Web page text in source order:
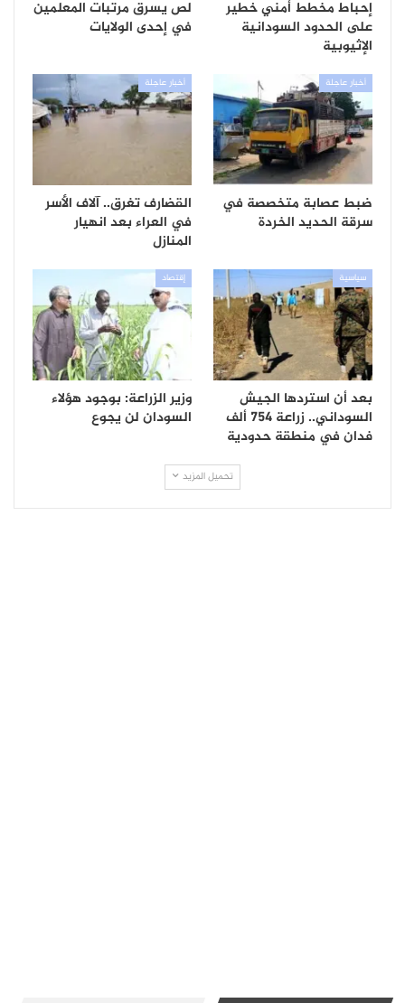
إحباط مخطط أمني خطير
على الحدود السودانية
الإثيوبية
لص يسرق مرتبات المعلمين
في إحدى الولايات
أخبار عاجلة
ضبط عصابة متخصصة في
سرقة الحديد الخردة
أخبار عاجلة
القضارف تغرق.. آلاف الأسر
في العراء بعد انهيار
المنازل
سياسية
بعد أن استردها الجيش
السوداني.. زراعة 754 ألف
فدان في منطقة حدودية
إقتصاد
وزير الزراعة: بوجود هؤلاء
السودان لن يجوع
تحميل المزيد